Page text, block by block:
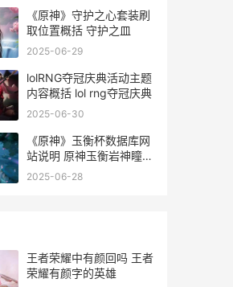
《原神》守护之心套装刷
取位置概括 守护之皿
2025-06-29
lolRNG夺冠庆典活动主题
内容概括 lol rng夺冠庆典
2025-06-30
《原神》玉衡杯数据库网
站说明 原神玉衡岩神瞳怎
么拿
2025-06-28
王者荣耀中有颜回吗 王者
荣耀有颜字的英雄